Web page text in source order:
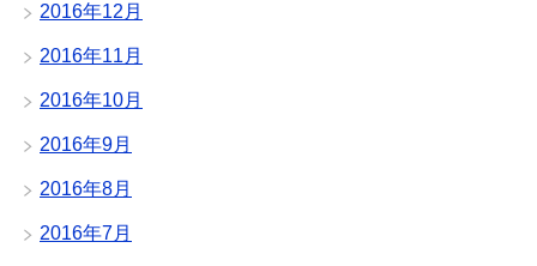
2016年12月
2016年11月
2016年10月
2016年9月
2016年8月
2016年7月